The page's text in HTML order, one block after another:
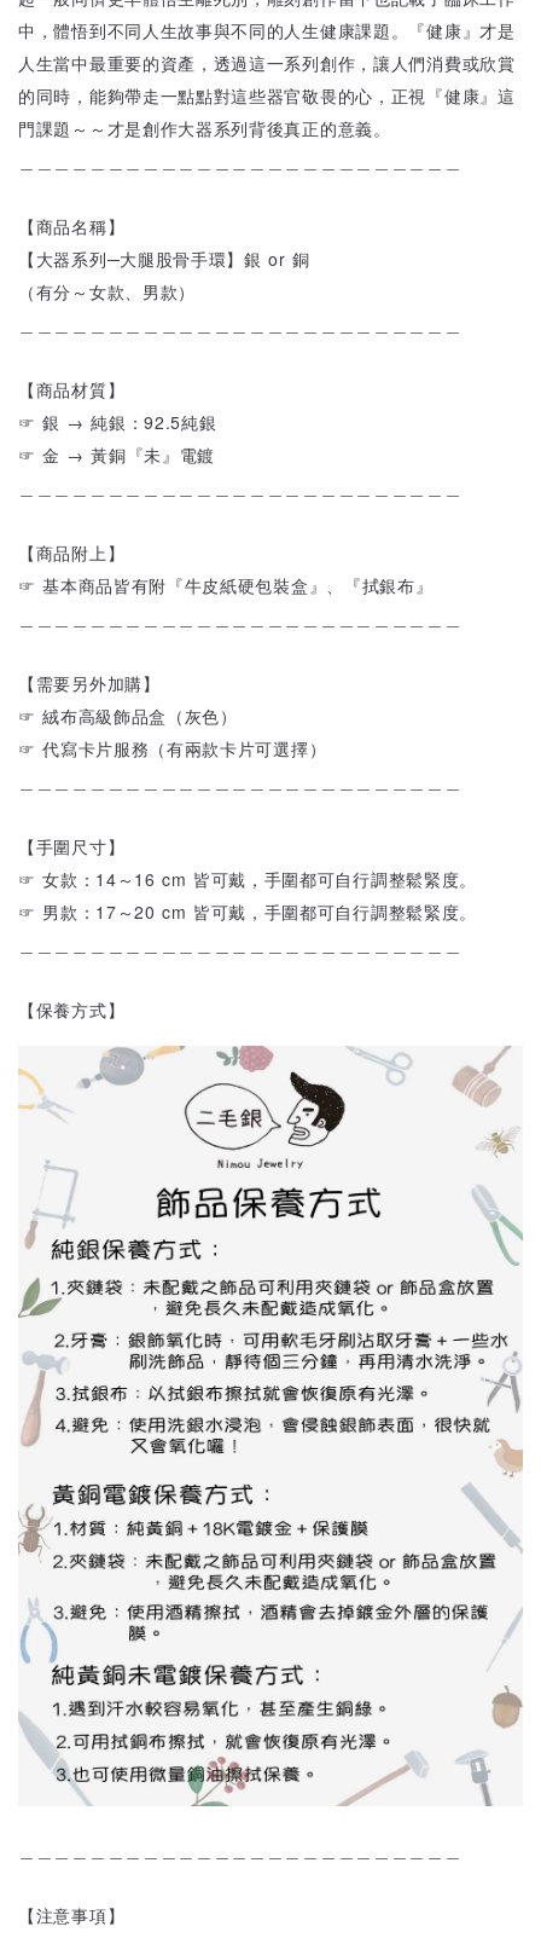
中，體悟到不同人生故事與不同的人生健康課題。『健康』才是
人生當中最重要的資產，透過這一系列創作，讓人們消費或欣賞
的同時，能夠帶走一點點對這些器官敬畏的心，正視『健康』這
門課題～～才是創作大器系列背後真正的意義。
【商品名稱】
【大器系列─大腿股骨手環】銀 or 銅
（有分～女款、男款）
【商品材質】
☞ 銀 → 純銀：92.5純銀
☞ 金 → 黃銅『未』電鍍
【商品附上】
☞ 基本商品皆有附『牛皮紙硬包裝盒』、『拭銀布』
【需要另外加購】
☞ 絨布高級飾品盒（灰色）
☞ 代寫卡片服務（有兩款卡片可選擇）
【手圍尺寸】
☞ 女款：14～16 cm 皆可戴，手圍都可自行調整鬆緊度。
☞ 男款：17～20 cm 皆可戴，手圍都可自行調整鬆緊度。
【保養方式】
【注意事項】